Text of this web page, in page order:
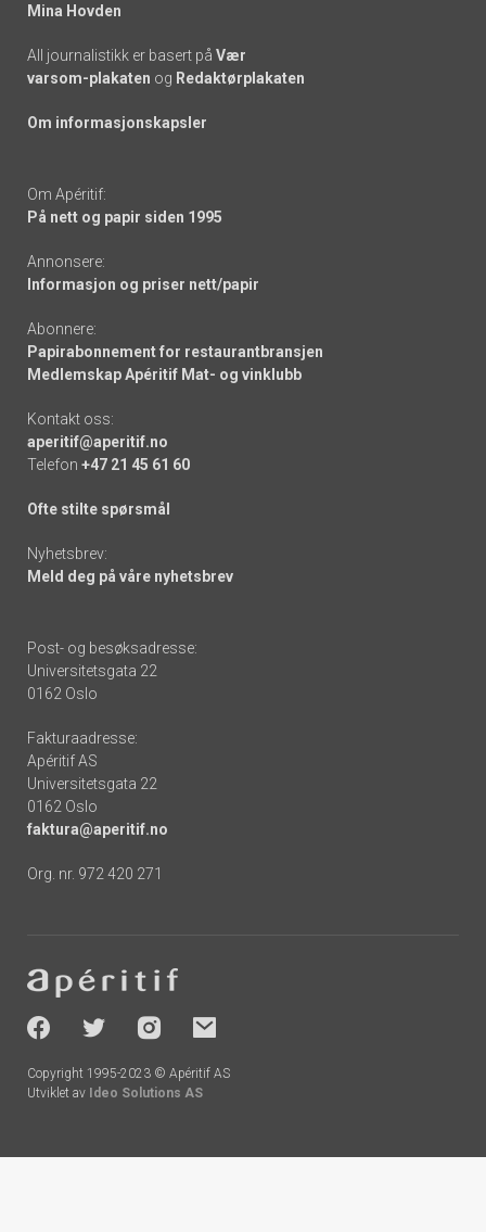
Mina Hovden
All journalistikk er basert på Vær
varsom-plakaten og Redaktørplakaten
Om informasjonskapsler
Om Apéritif:
På nett og papir siden 1995
Annonsere:
Informasjon og priser nett/papir
Abonnere:
Papirabonnement for restaurantbransjen
Medlemskap Apéritif Mat- og vinklubb
Kontakt oss:
aperitif@aperitif.no
Telefon +47 21 45 61 60
Ofte stilte spørsmål
Nyhetsbrev:
Meld deg på våre nyhetsbrev
Post- og besøksadresse:
Universitetsgata 22
0162 Oslo
Fakturaadresse:
Apéritif AS
Universitetsgata 22
0162 Oslo
faktura@aperitif.no
Org. nr. 972 420 271
-
socials
Copyright 1995-2023 © Apéritif AS
Utviklet av Ideo Solutions AS